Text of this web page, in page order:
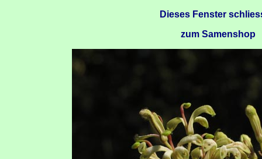
Dieses Fenster
zum Samenshop